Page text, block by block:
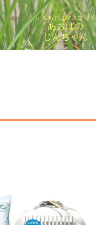
ＪＡあおばマスコット
あおばの
じんちゃん